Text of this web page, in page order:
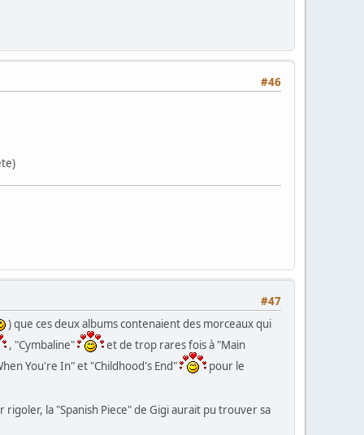
#46
#47
) que ces deux albums contenaient des morceaux qui
, "Cymbaline"
et de trop rares fois à "Main
You're In" et "Childhood's End"
pour le
la "Spanish Piece" de Gigi aurait pu trouver sa